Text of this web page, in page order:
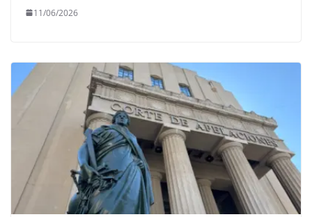
11/06/2026